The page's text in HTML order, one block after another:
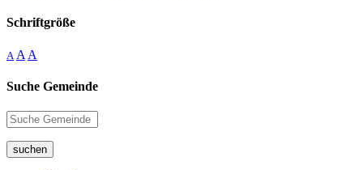
Schriftgröße
A A A
Suche Gemeinde
suchen